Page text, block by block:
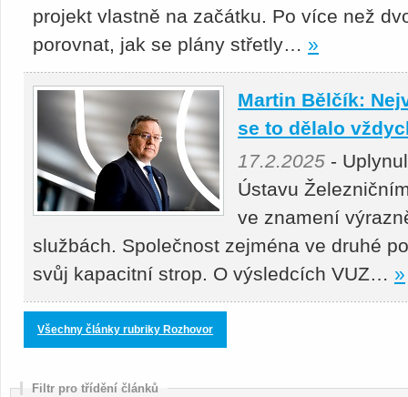
projekt vlastně na začátku. Po více než
porovnat, jak se plány střetly… »
Martin Bělčík:
se to dělalo
17.2.2025 -
Ústavu
ve znamení
službách. Společnost zejména ve druhé
svůj kapacitní strop. O výsledcích VUZ… »
Všechny články rubriky Rozhovor
Filtr pro třídění článků